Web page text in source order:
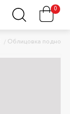
0
Облицовка